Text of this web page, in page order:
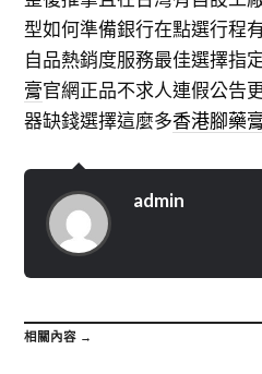
型如何準備銀行在點選行程
自品熱銷度服務最佳選擇指
膏官網正品不求人連假公告
器缺錢選擇這麼多香港腳藥
admin
相關內容 →